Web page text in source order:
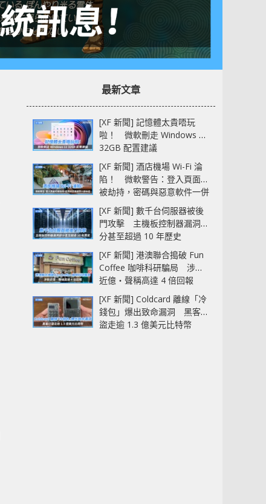
最新文章
[XF 新聞] 記憶體太貴唔玩
啦！ 微軟刪走 Windows 11
32GB 配置建議
[XF 新聞] 酒店機場 Wi-Fi 淪
陷！ 微軟警告：登入頁面可
被劫持，密碼與惡意軟件一併
中招
[XF 新聞] 數千台伺服器被後
門攻擊 主機板控制器漏洞部
分甚至超過 10 年歷史
[XF 新聞] 港澳聯合搗破 Fun
Coffee 咖啡科研騙局 涉款
近億‧聲稱高達 4 倍回報
[XF 新聞] Coldcard 離線「冷
錢包」爆出致命漏洞 黑客已
盜走逾 1.3 億美元比特幣